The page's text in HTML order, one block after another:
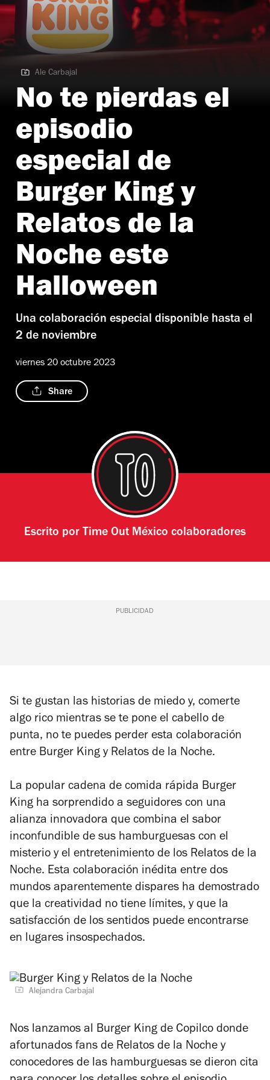
Ale Carbajal
Ale Carbajal
No te pierdas el
episodio
especial de
Burger King y
Relatos de la
Noche este
Halloween
Una colaboración especial disponible hasta el
2 de noviembre
viernes 20 octubre 2023
Share
Escrito por Time Out México colaboradores
PUBLICIDAD
Si te gustan las historias de miedo y, comerte
algo rico mientras se te pone el cabello de
punta, no te puedes perder esta colaboración
entre Burger King y Relatos de la Noche.
La popular cadena de comida rápida Burger
King ha sorprendido a seguidores con una
alianza innovadora que combina el sabor
inconfundible de sus hamburguesas con el
misterio y el entretenimiento de los Relatos de la
Noche. Esta colaboración inédita entre dos
mundos aparentemente dispares ha demostrado
que la creatividad no tiene límites, y que la
satisfacción de los sentidos puede encontrarse
en lugares insospechados.
Alejandra Carbajal
Nos lanzamos al Burger King de Copilco donde
afortunados fans de Relatos de la Noche y
conocedores de las hamburguesas se dieron cita